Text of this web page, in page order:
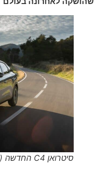
סיטרואן C4 החדשה (צילום יח"צ חו"ל)